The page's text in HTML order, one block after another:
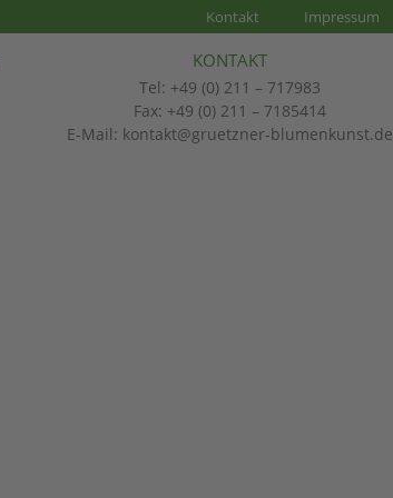
Kontakt Impressum
KONTAKT
Tel: +49 (0) 211 – 717983
Fax: +49 (0) 211 – 7185414
E-Mail: kontakt@gruetzner-blumenkunst.de